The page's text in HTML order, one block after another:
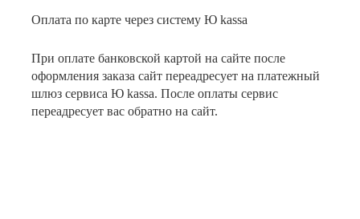
Оплата по карте через систему Ю kassa
При оплате банковской картой на сайте после
оформления заказа сайт переадресует на платежный
шлюз сервиса Ю kassa. После оплаты сервис
переадресует вас обратно на сайт.